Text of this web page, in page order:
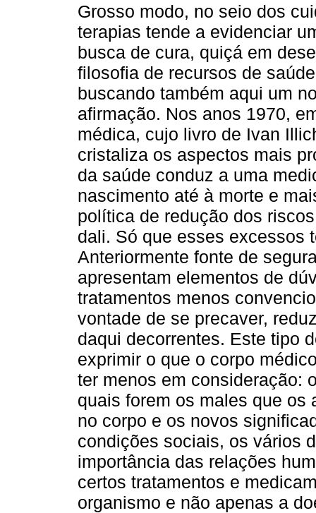
Grosso modo, no seio dos
terapias tende a evidenciar
busca de cura, quiçá em
filosofia de recursos de
buscando também aqui um
afirmação. Nos anos 1970,
médica, cujo livro de Ivan
cristaliza os aspectos mais
da saúde conduz a uma
nascimento até à morte e
política de redução dos
dali. Só que esses excessos
Anteriormente fonte de
apresentam elementos de
tratamentos menos
vontade de se precaver,
daqui decorrentes. Este tipo
exprimir o que o corpo
ter menos em consideração:
quais forem os males que os
no corpo e os novos
condições sociais, os vários
importância das relações
certos tratamentos e
organismo e não apenas a